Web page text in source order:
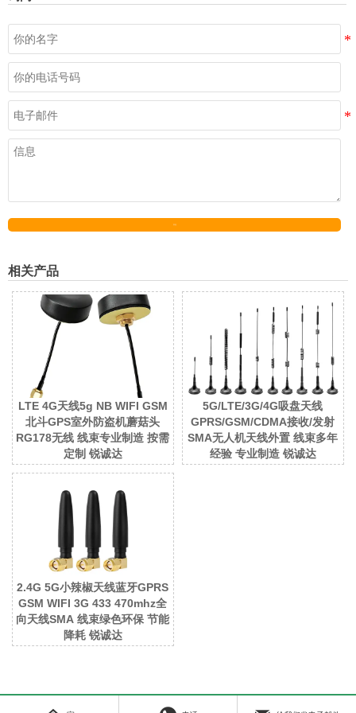
相关产品
LTE 4G天线5g NB WIFI GSM
北斗GPS室外防盗机蘑菇头
RG178无线 线束专业制造 按需
定制 锐诚达
5G/LTE/3G/4G吸盘天线
GPRS/GSM/CDMA接收/发射
SMA无人机天线外置 线束多年
经验 专业制造 锐诚达
2.4G 5G小辣椒天线蓝牙GPRS
GSM WIFI 3G 433 470mhz全
向天线SMA 线束绿色环保 节能
降耗 锐诚达